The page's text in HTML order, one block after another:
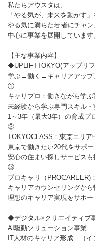
私たちアウスタは、
「やる気が、未来を動かす」
やる気に満ちた若者にチャ
中心に事業を展開しています
【主な事業内容】
◆UPLIFTTOKYO(アップリ
学ぶ→働く→キャリアアップ
①
キャリプロ：働きながら学
未経験から学ぶ専門スキル
1～3年（最大3年）の育成プ
②
TOKYOCLASS：東京エリア
東京で働きたい20代をサポー
安心の住まい探しサービスも
③
プロキャリ（PROCAREER)
キャリアカウンセリングから
理想のキャリア実現をサポー
◆デジタル×クリエイティブ
AI駆動ソリューション事業
IT人材のキャリア形成 （イ